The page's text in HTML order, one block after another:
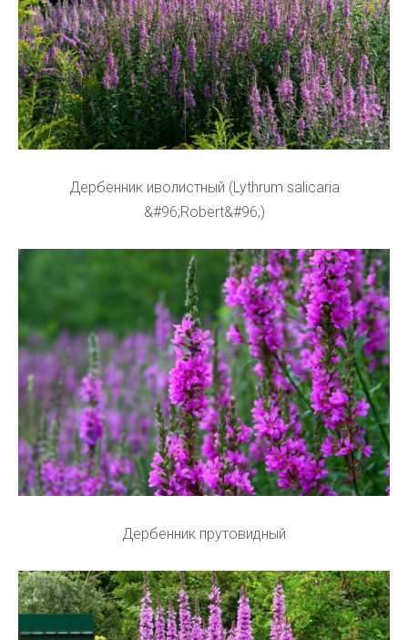
Дербенник иволистный (Lythrum salicaria
&#96;Robert&#96;)
Дербенник прутовидный